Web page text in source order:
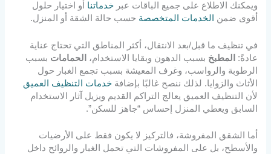
ويمكنك الاطلاع على جميع الباقات عبرخدماتنا أو اختيار حلول
أقوى ضمن
الخدمات المتخصصة حسب حالة الشقة أو المنزل.
في تنظيف ما قبل/بعد الانتقال، أكثر المناطق التي تحتاج عناية
عادةً:
المطبخ بسبب الدهون وبقايا الاستخدام، الحمامات بسبب
الرطوبة والرواسب، وغرف المعيشة بسبب تجمع الغبار حول
الأثاث والزوايا. لذلك ننصح غالبًا بإضافةخدمات التنظيف العميق
لأن التنظيف العميق يعالج التراكم القديم ويزيل آثار الاستخدام
السابق ويعطي المنزل إحساس “جاهز للسكن”.
أما الشقق المفروشة، فالتركيز لا يكون فقط على الأرضيات
والأسطح، بل على المفروشات التي تحمل الغبار والروائح داخل